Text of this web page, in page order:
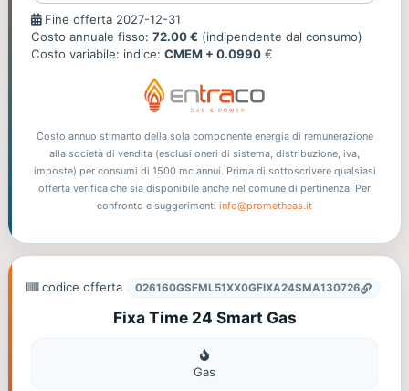
Fine
offerta
Fine offerta 2027-12-31
Costo annuale fisso: 72.00 € (indipendente dal consumo)
Costo variabile: indice: CMEM + 0.0990 €
Costo annuo stimanto della sola componente energia di remunerazione
alla società di vendita (esclusi oneri di sistema, distribuzione, iva,
imposte) per consumi di 1500 mc annui. Prima di sottoscrivere qualsiasi
offerta verifica che sia disponibile anche nel comune di pertinenza. Per
confronto e suggerimenti info@prometheas.it
codice offerta 026160GSFML51XX0GFIXA24SMA130726
Fixa Time 24 Smart Gas
Gas
Gas